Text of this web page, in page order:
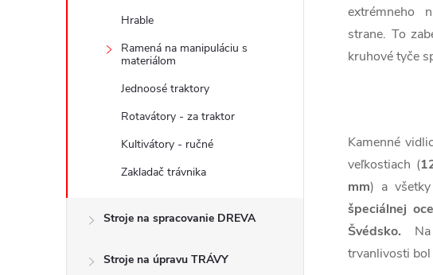
Hrable
Ramená na manipuláciu s
materiálom
Jednoosé traktory
Rotavátory - za traktor
Kultivátory - ručné
Zakladač trávnika
Stroje na spracovanie DREVA
Stroje na úpravu TRÁVY
extrémneho
strane. To
kruhové tyče
Kamenné
veľkostiach (
mm) a
špeciálnej
Švédsko. Na
trvanlivosti bol